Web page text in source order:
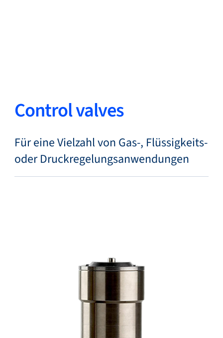
Produkte
Service & Support
Flow Academy
Control valves
Für eine Vielzahl von Gas-, Flüssigkeits-
oder Druckregelungsanwendungen